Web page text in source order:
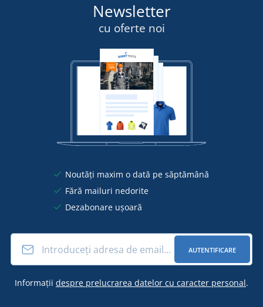
Newsletter
cu oferte noi
Noutăți maxim o dată pe săptămână
Fără mailuri nedorite
Dezabonare ușoară
AUTENTIFICARE
Informații despre prelucrarea datelor cu caracter personal.